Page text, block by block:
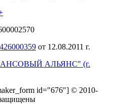
от 12.08.2011 г.
АЛЬЯНС" (г.
id="676"] © 2010-